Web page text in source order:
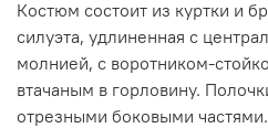
Костюм состоит из куртки и
силуэта, удлиненная с
молнией, с воротником-
втачаным в горловину.
отрезными боковыми